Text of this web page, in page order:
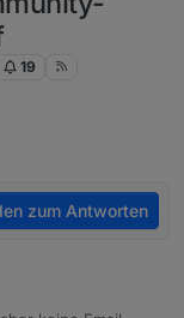
19
zum Antworten